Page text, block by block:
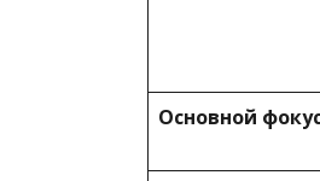
Основной